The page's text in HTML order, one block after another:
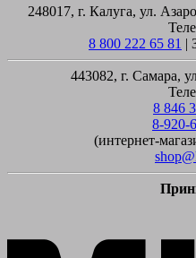
248017, г. Калуга, ул.
8 800 222 65 81 |
443082, г. Самара,
8 846
8-920-
(интернет-